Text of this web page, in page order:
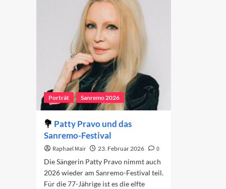
Porträt Sanremo 2026
Patty Pravo und das
Sanremo-Festival
Raphael Mair 23. Februar 2026
0
Die Sängerin Patty Pravo nimmt auch
2026 wieder am Sanremo-Festival teil.
Für die 77-Jährige ist es die elfte